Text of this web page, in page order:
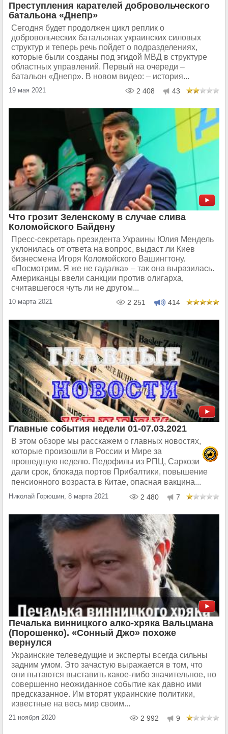
Преступления карателей добровольческого
батальона «Днепр»
Сегодня будет продолжен цикл реплик о
добровольческих батальонах украинских силовых
структур и теперь речь пойдет о подразделениях,
которые были созданы под эгидой МВД в структуре
областных управлений. Первый на очереди –
батальон «Днепр». В новом видео: – история...
19 мая 2021 2 408 43
Что грозит Зеленскому в случае слива
Коломойского Байдену
Пресс-секретарь президента Украины Юлия Мендель
уклонилась от ответа на вопрос, выдаст ли Киев
бизнесмена Игоря Коломойского Вашингтону.
«Посмотрим. Я же не гадалка» – так она выразилась.
Американцы ввели санкции против олигарха,
считавшегося чуть ли не другом...
10 марта 2021 2 251 414
Главные события недели 01-07.03.2021
В этом обзоре мы расскажем о главных новостях,
которые произошли в России и Мире за
прошедшую неделю. Педофилы из РПЦ, Саркози
дали срок, блокада портов Прибалтики, повышение
пенсионного возраста в Китае, опасная вакцина...
Николай Горюшин, 8 марта 2021 2 480 7
Печалька винницкого алко-хряка Вальцмана
(Порошенко). «Сонный Джо» похоже
вернулся
Украинские телеведущие и эксперты всегда сильны
задним умом. Это зачастую выражается в том, что
они пытаются выставить какое-либо значительное, но
совершенно неожиданное событие как давно ими
предсказанное. Им вторят украинские политики,
известные на весь мир своим...
21 ноября 2020 2 992 9